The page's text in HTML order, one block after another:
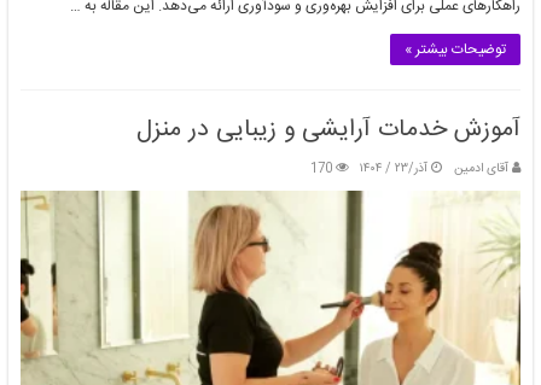
مشاغل خانگی مناسب برای زنان خانه‌دار: گامی به سوی استقلال مالی و
تحقق رویاها
بهمن/۱۰ / ۱۴۰۳
راهکارهای عملی برای افزایش بهره‌وری و سودآوری ارائه می‌دهد. این مقاله به …
توضیحات بیشتر »
آموزش خدمات آرایشی و زیبایی در منزل
آقای ادمین آذر/۲۳ / ۱۴۰۴ 170